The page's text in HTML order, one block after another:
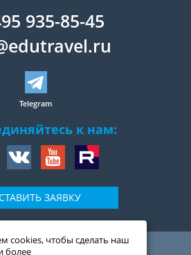
935-85-45
Telegram
к нам:
ЗАЯВКУ
,Россия,Москва,
д. 20,
cookies, чтобы сделать наш
более